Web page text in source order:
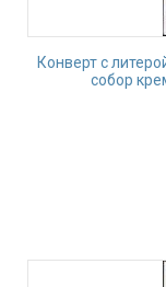
Конверт с
собор